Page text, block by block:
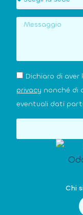
Dichiaro di
privacy nonché di
eventuali dati
Chi